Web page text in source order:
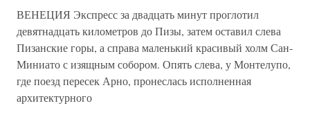
ВЕНЕЦИЯ Экспресс за двадцать минут проглотил
девятнадцать километров до Пизы, затем оставил слева
Пизанские горы, а справа маленький красивый холм Сан-
Миниато с изящным собором. Опять слева, у Монтелупо,
где поезд пересек Арно, пронеслась исполненная
архитектурного